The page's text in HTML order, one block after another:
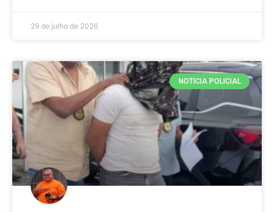
29 de julho de 2026
NOTICIA POLICIAL